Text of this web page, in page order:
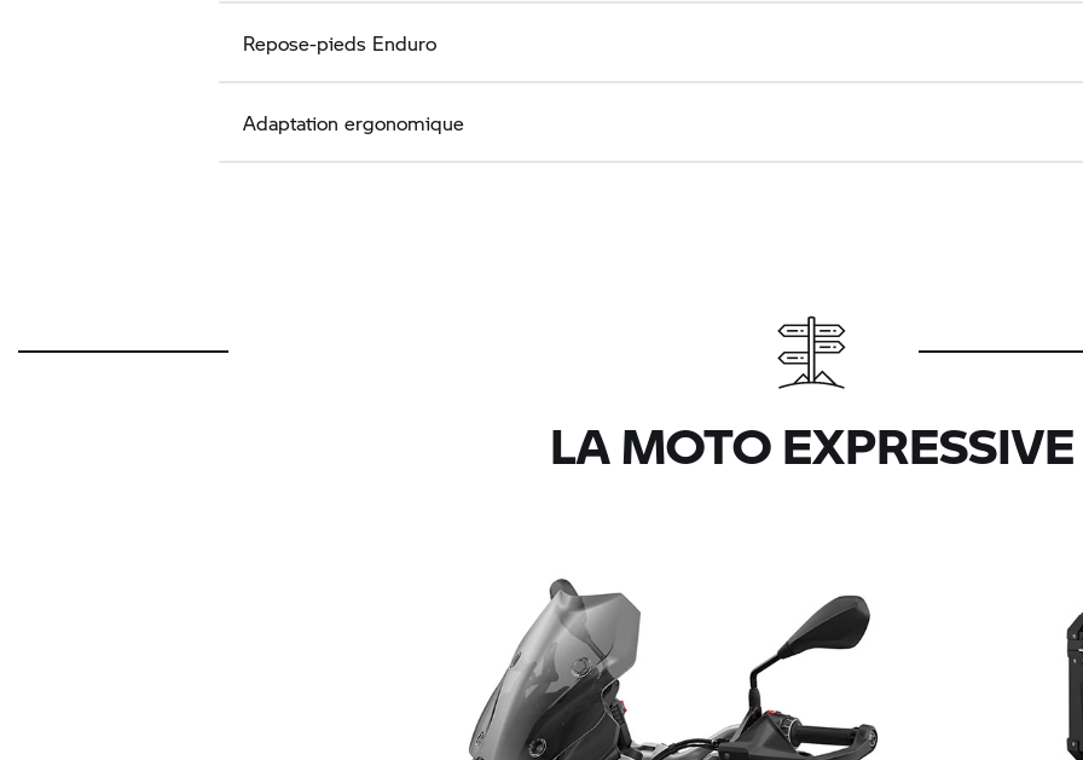
Repose-pieds Enduro
Adaptation ergonomique
LA MOTO EXPRESSIVE